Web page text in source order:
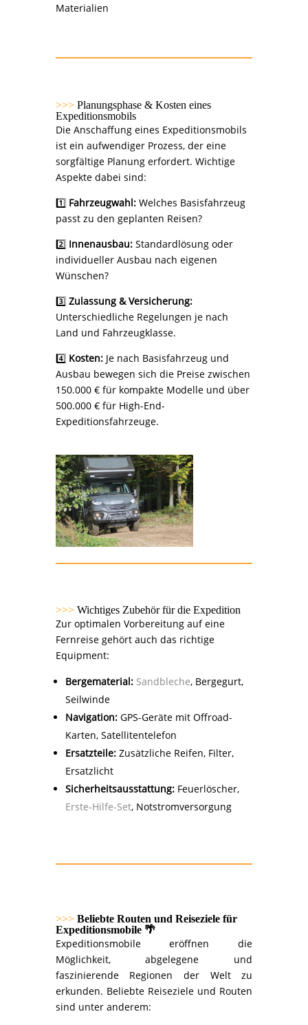
Materialien
>>> Planungsphase & Kosten eines
Expeditionsmobils
Die Anschaffung eines Expeditionsmobils
ist ein aufwendiger Prozess, der eine
sorgfältige Planung erfordert. Wichtige
Aspekte dabei sind:
1️⃣ Fahrzeugwahl:Welches Basisfahrzeug
passt zu den geplanten Reisen?
2️⃣ Innenausbau:Standardlösung oder
individueller Ausbau nach eigenen
Wünschen?
3️⃣ Zulassung & Versicherung:
Unterschiedliche Regelungen je nach
Land und Fahrzeugklasse.
4️⃣ Kosten:Je nach Basisfahrzeug und
Ausbau bewegen sich die Preise zwischen
150.000 € für kompakte Modelle und über
500.000 € für High-End-
Expeditionsfahrzeuge.
>>> Wichtiges Zubehör für die Expedition
Zur optimalen Vorbereitung auf eine
Fernreise gehört auch das richtige
Equipment:
Bergematerial: Sandbleche, Bergegurt,
Seilwinde
Navigation:GPS-Geräte mit Offroad-
Karten, Satellitentelefon
Ersatzteile:Zusätzliche Reifen, Filter,
Ersatzlicht
Sicherheitsausstattung:Feuerlöscher,
Erste-Hilfe-Set, Notstromversorgung
>>> Beliebte Routen und Reiseziele für
Expeditionsmobile 🌴
Expeditionsmobile eröffnen die
Möglichkeit, abgelegene und
faszinierende Regionen der Welt zu
erkunden. Beliebte Reiseziele und Routen
sind unter anderem: